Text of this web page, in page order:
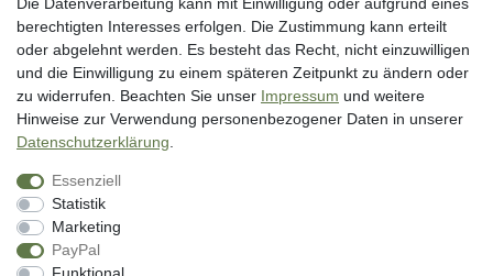
Vertrag widerrufen
Unsere Zahlungsarten
berechtigten Interesses erfolgen. Die Zustimmung kann erteilt
oder abgelehnt werden. Es besteht das Recht, nicht einzuwilligen
und die Einwilligung zu einem späteren Zeitpunkt zu ändern oder
zu widerrufen. Beachten Sie unser Impressum und weitere
Hinweise zur Verwendung personenbezogener Daten in unserer
Daten­schutz­erklärung
Essenziell
Statistik
Marketing
PayPal